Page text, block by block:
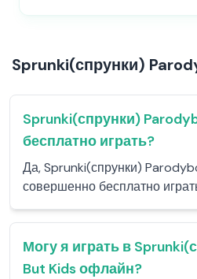
Sprunki(спрунки)
Sprunki(спрунки)
бесплатно играть?
Да, Sprunki(спрунки)
совершенно бесплатно
Могу я играть в
But Kids офлайн?